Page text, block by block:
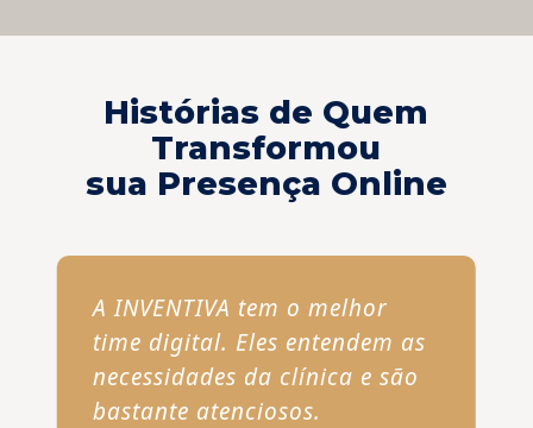
Histórias de Quem
Transformou
sua Presença Online
A INVENTIVA tem o melhor
time digital. Eles entendem as
necessidades da clínica e são
bastante atenciosos.